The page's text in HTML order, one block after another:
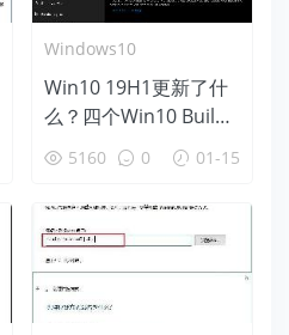
Windows10
Win10 19H1更新了什
么？四个Win10 Build
18312新特性盘点
5160 0 01-15